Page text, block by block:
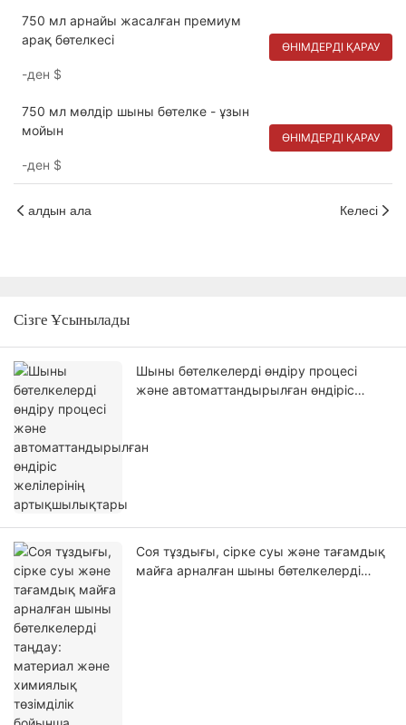
750 мл арнайы жасалған премиум
арақ бөтелкесі
-ден $
ӨНІМДЕРДІ ҚАРАУ
750 мл мөлдір шыны бөтелке - ұзын
мойын
-ден $
ӨНІМДЕРДІ ҚАРАУ
алдын ала Келесі
Сізге Ұсынылады
Шыны бөтелкелерді өндіру процесі
және автоматтандырылған өндіріс
Соя тұздығы, сірке суы және тағамдық
майға арналған шыны бөтелкелерді